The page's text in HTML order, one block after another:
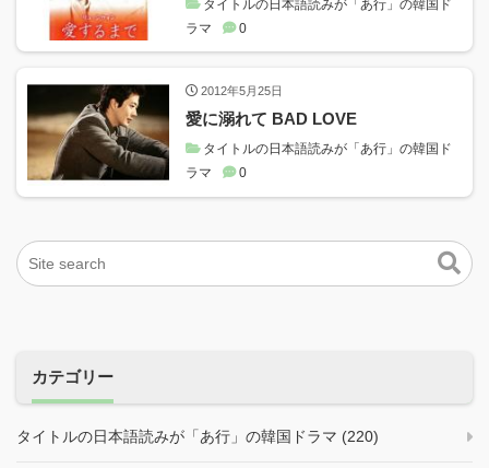
タイトルの日本語読みが「あ行」の韓国ド
ラマ
0
2012年5月25日
愛に溺れて BAD LOVE
タイトルの日本語読みが「あ行」の韓国ド
ラマ
0
カテゴリー
タイトルの日本語読みが「あ行」の韓国ドラマ (220)